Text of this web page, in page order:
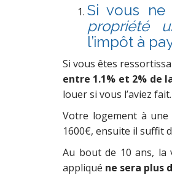
Si vous
propriété
l’impôt à
Si vous êtes
entre 1.1% et 2% de
louer si vous l’aviez
Votre logement à une
1600€, ensuite il suffit
Au bout de 10 ans, la
appliqué ne sera plus